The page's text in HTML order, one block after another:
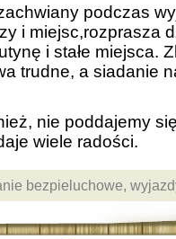
podczas
i miejsc,rozprasza
i stałe miejsca.
trudne, a siadanie
nie poddajemy
wiele radości.
bezpieluchowe,